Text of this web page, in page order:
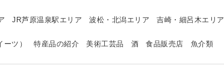
JR芦原温泉駅エリア 波松・北潟エリア 吉崎・細呂木エリア
ツ） 特産品の紹介 美術工芸品 酒 食品販売店 魚介類